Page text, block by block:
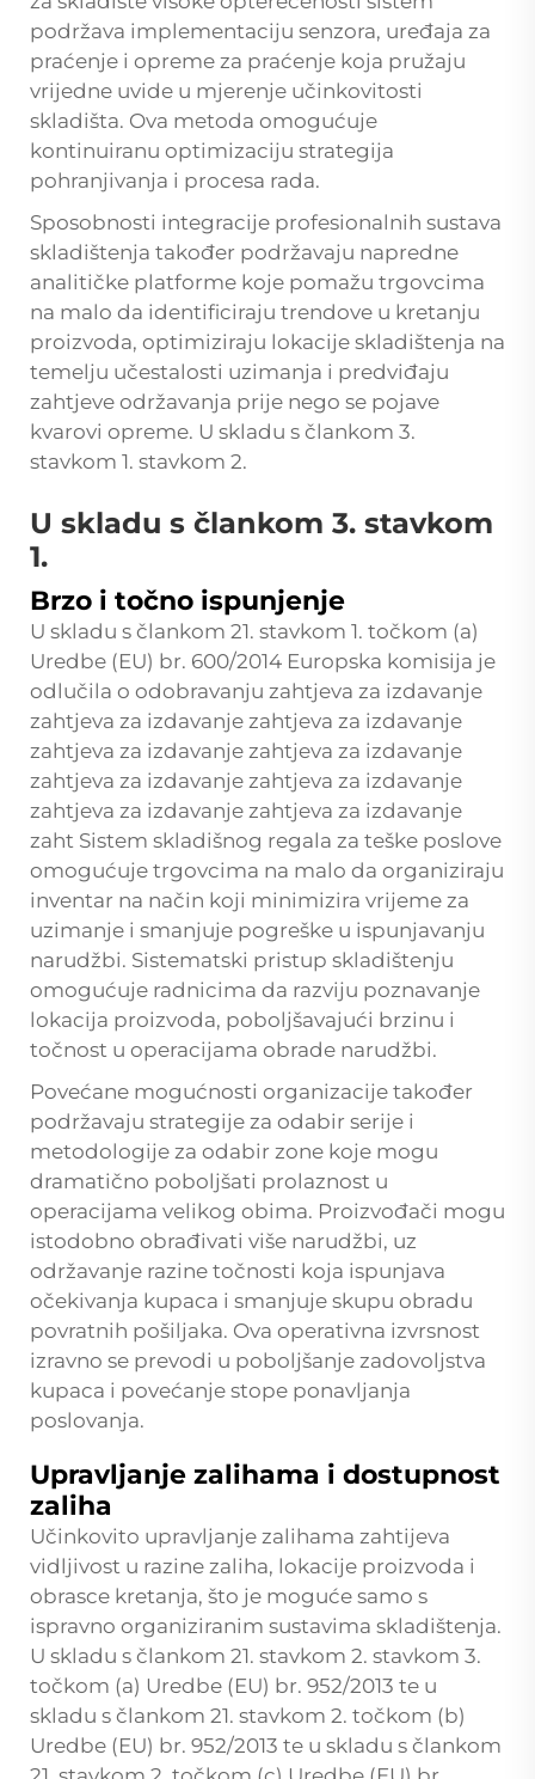
podržava implementaciju senzora, uređaja za
praćenje i opreme za praćenje koja pružaju
vrijedne uvide u mjerenje učinkovitosti
skladišta. Ova metoda omogućuje
kontinuiranu optimizaciju strategija
pohranjivanja i procesa rada.
Sposobnosti integracije profesionalnih sustava
skladištenja također podržavaju napredne
analitičke platforme koje pomažu trgovcima
na malo da identificiraju trendove u kretanju
proizvoda, optimiziraju lokacije skladištenja na
temelju učestalosti uzimanja i predviđaju
zahtjeve održavanja prije nego se pojave
kvarovi opreme. U skladu s člankom 3.
stavkom 1. stavkom 2.
U skladu s člankom 3. stavkom
1.
Brzo i točno ispunjenje
U skladu s člankom 21. stavkom 1. točkom (a)
Uredbe (EU) br. 600/2014 Europska komisija je
odlučila o odobravanju zahtjeva za izdavanje
zahtjeva za izdavanje zahtjeva za izdavanje
zahtjeva za izdavanje zahtjeva za izdavanje
zahtjeva za izdavanje zahtjeva za izdavanje
zahtjeva za izdavanje zahtjeva za izdavanje
zaht Sistem skladišnog regala za teške poslove
omogućuje trgovcima na malo da organiziraju
inventar na način koji minimizira vrijeme za
uzimanje i smanjuje pogreške u ispunjavanju
narudžbi. Sistematski pristup skladištenju
omogućuje radnicima da razviju poznavanje
lokacija proizvoda, poboljšavajući brzinu i
točnost u operacijama obrade narudžbi.
Povećane mogućnosti organizacije također
podržavaju strategije za odabir serije i
metodologije za odabir zone koje mogu
dramatično poboljšati prolaznost u
operacijama velikog obima. Proizvođači mogu
istodobno obrađivati više narudžbi, uz
održavanje razine točnosti koja ispunjava
očekivanja kupaca i smanjuje skupu obradu
povratnih pošiljaka. Ova operativna izvrsnost
izravno se prevodi u poboljšanje zadovoljstva
kupaca i povećanje stope ponavljanja
poslovanja.
Upravljanje zalihama i dostupnost
zaliha
Učinkovito upravljanje zalihama zahtijeva
vidljivost u razine zaliha, lokacije proizvoda i
obrasce kretanja, što je moguće samo s
ispravno organiziranim sustavima skladištenja.
U skladu s člankom 21. stavkom 2. stavkom 3.
točkom (a) Uredbe (EU) br. 952/2013 te u
skladu s člankom 21. stavkom 2. točkom (b)
Uredbe (EU) br. 952/2013 te u skladu s člankom